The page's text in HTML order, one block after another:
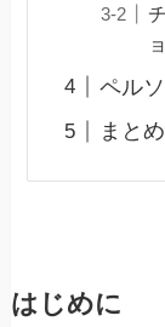
ペル
まとめ
はじめに